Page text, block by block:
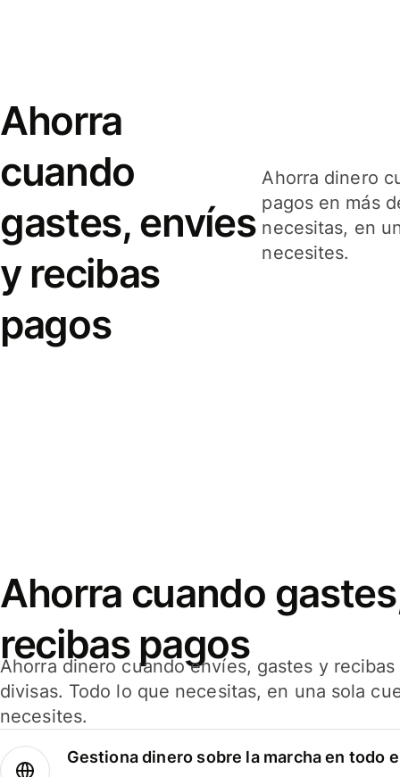
Ahorra
cuando
gastes, envíes
y recibas
pagos
Ahorra dinero
pagos en más
necesitas, en
necesites.
Ahorra cuando
recibas pagos
Ahorra dinero cuando envíes, gastes y
divisas. Todo lo que necesitas, en una sola
necesites.
Gestiona dinero sobre la marcha en todo